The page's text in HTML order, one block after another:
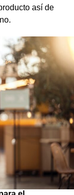
así de